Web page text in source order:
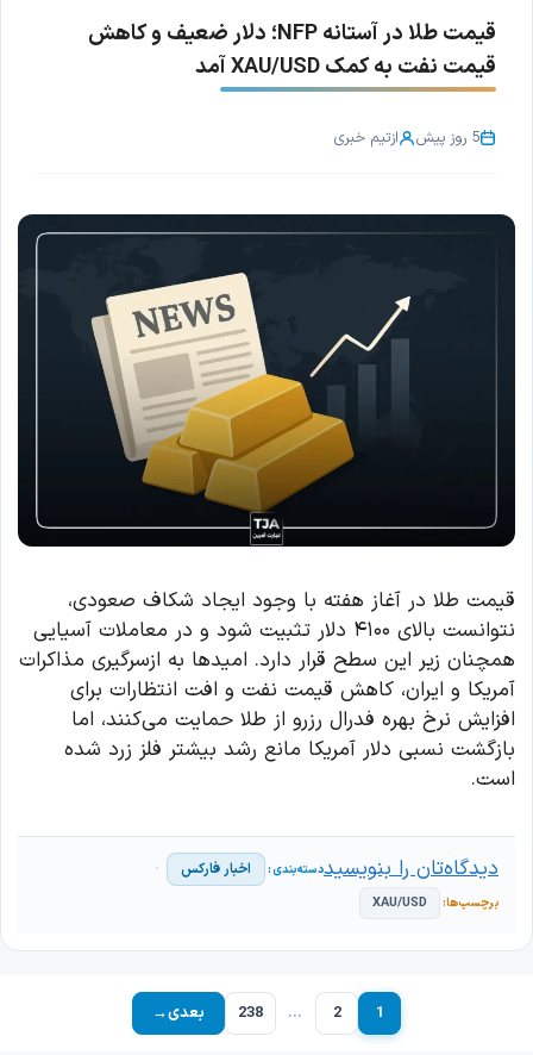
قیمت طلا در آستانه NFP؛ دلار ضعیف و کاهش
قیمت نفت به کمک XAU/USD آمد
5 روز پیش ازتیم خبری
قیمت طلا در آغاز هفته با وجود ایجاد شکاف صعودی،
نتوانست بالای ۴۱۰۰ دلار تثبیت شود و در معاملات آسیایی
همچنان زیر این سطح قرار دارد. امیدها به ازسرگیری مذاکرات
آمریکا و ایران، کاهش قیمت نفت و افت انتظارات برای
افزایش نرخ بهره فدرال رزرو از طلا حمایت می‌کنند، اما
بازگشت نسبی دلار آمریکا مانع رشد بیشتر فلز زرد شده
است.
اخبار فارکس
XAU/USD
دیدگاه‌تان را بنویسید
برگه1 برگه2
… برگه
238 بعدی→